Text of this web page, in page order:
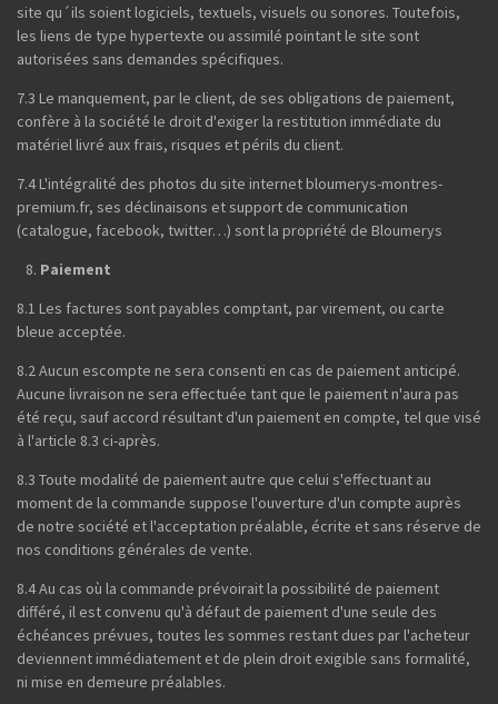
site qu´ils soient logiciels, textuels, visuels ou sonores. Toutefois,
les liens de type hypertexte ou assimilé pointant le site sont
autorisées sans demandes spécifiques.
7.3 Le manquement, par le client, de ses obligations de paiement,
confère à la société le droit d'exiger la restitution immédiate du
matériel livré aux frais, risques et périls du client.
7.4 L'intégralité des photos du site internet bloumerys-montres-
premium.fr, ses déclinaisons et support de communication
(catalogue, facebook, twitter…) sont la propriété de Bloumerys
Paiement
8.1 Les factures sont payables comptant, par virement, ou carte
bleue acceptée.
8.2 Aucun escompte ne sera consenti en cas de paiement anticipé.
Aucune livraison ne sera effectuée tant que le paiement n'aura pas
été reçu, sauf accord résultant d'un paiement en compte, tel que visé
à l'article 8.3 ci-après.
8.3 Toute modalité de paiement autre que celui s'effectuant au
moment de la commande suppose l'ouverture d'un compte auprès
de notre société et l'acceptation préalable, écrite et sans réserve de
nos conditions générales de vente.
8.4 Au cas où la commande prévoirait la possibilité de paiement
différé, il est convenu qu'à défaut de paiement d'une seule des
échéances prévues, toutes les sommes restant dues par l'acheteur
deviennent immédiatement et de plein droit exigible sans formalité,
ni mise en demeure préalables.